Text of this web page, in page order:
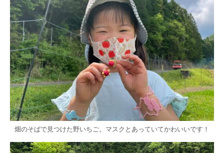
畑のそばで見つけた野いちご。マスクとあっていてかわいいです！